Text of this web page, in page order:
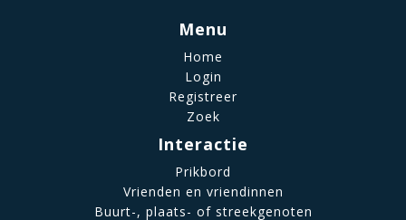
Menu
Home
Login
Registreer
Zoek
Interactie
Prikbord
Vrienden en vriendinnen
Buurt-, plaats- of streekgenoten